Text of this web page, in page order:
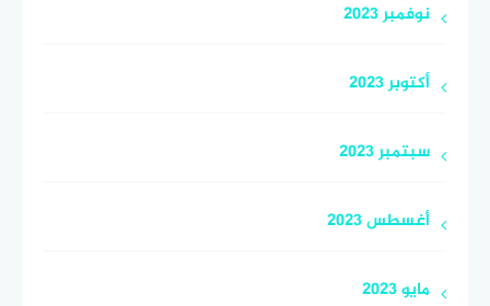
نوفمبر 2023
أكتوبر 2023
سبتمبر 2023
أغسطس 2023
مايو 2023